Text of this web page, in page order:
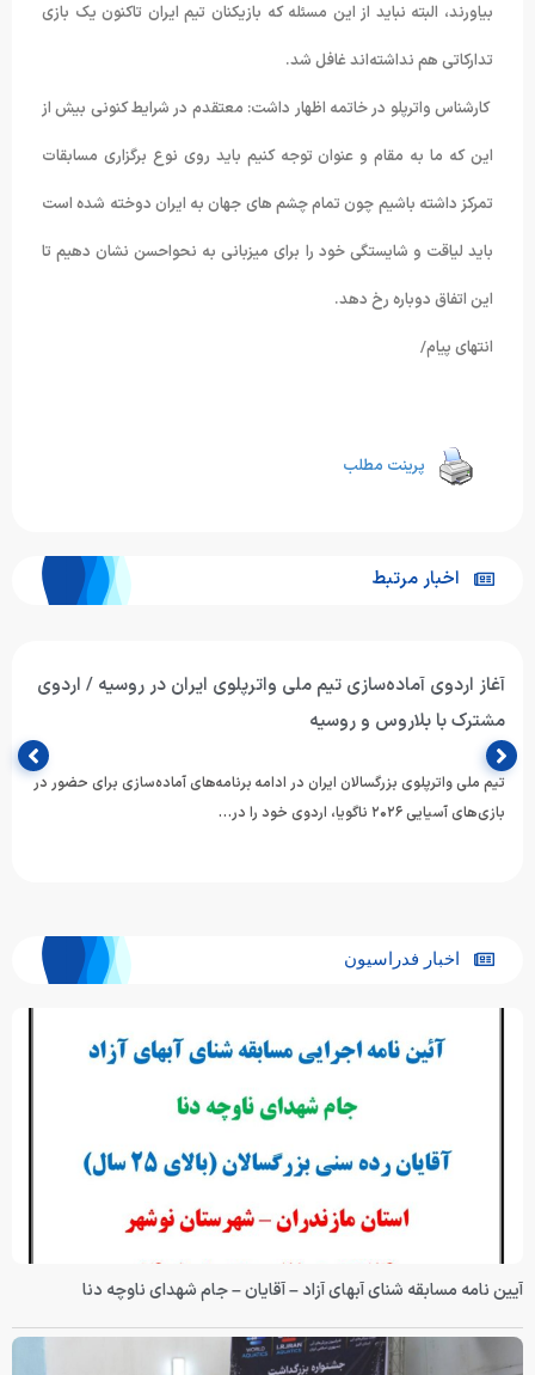
بیاورند، البته نباید از این مسئله که بازیکنان تیم ایران تاکنون یک بازی
تدارکاتی هم نداشته‌اند غافل شد.
کارشناس واترپلو در خاتمه اظهار داشت: معتقدم در شرایط کنونی بیش از
این که ما به مقام و عنوان توجه کنیم باید روی نوع برگزاری مسابقات
تمرکز داشته باشیم چون تمام چشم های جهان به ایران دوخته شده است
باید لیاقت و شایستگی خود را برای میزبانی به نحواحسن نشان دهیم تا
این اتفاق دوباره رخ دهد.
انتهای پیام/
پرینت مطلب
اخبار مرتبط
آغاز اردوی آماده‌سازی تیم ملی واترپلوی ایران در روسیه / اردوی
مشترک با بلاروس و روسیه
تیم ملی واترپلوی بزرگسالان ایران در ادامه برنامه‌های آماده‌سازی برای حضور در
بازی‌های آسیایی ۲۰۲۶ ناگویا، اردوی خود را در…
اخبار فدراسیون
آیین نامه مسابقه شنای آبهای آزاد – آقایان – جام شهدای ناوچه دنا